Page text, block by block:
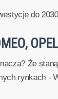
do
Że
rynkach -